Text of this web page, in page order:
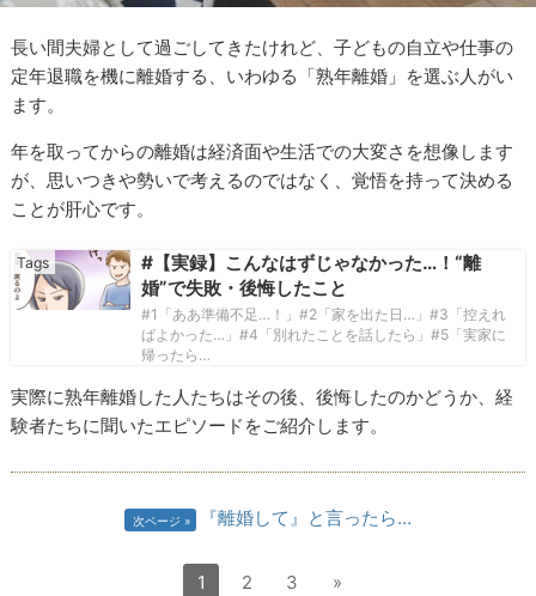
長い間夫婦として過ごしてきたけれど、子どもの自立や仕事の
定年退職を機に離婚する、いわゆる「熟年離婚」を選ぶ人がい
ます。
年を取ってからの離婚は経済面や生活での大変さを想像します
が、思いつきや勢いで考えるのではなく、覚悟を持って決める
ことが肝心です。
#【実録】こんなはずじゃなかった…！“離
婚”で失敗・後悔したこと
#1「ああ準備不足…！」#2「家を出た日…」#3「控えれ
ばよかった…」#4「別れたことを話したら」#5「実家に
帰ったら…
実際に熟年離婚した人たちはその後、後悔したのかどうか、経
験者たちに聞いたエピソードをご紹介します。
次ページ 『離婚して』と言ったら…
1 2 3 »